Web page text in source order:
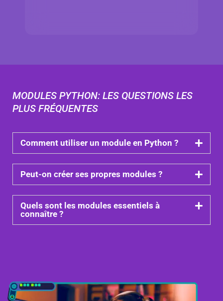
MODULES PYTHON: LES QUESTIONS LES
PLUS FRÉQUENTES
Comment utiliser un module en Python ?
Peut-on créer ses propres modules ?
Quels sont les modules essentiels à
connaître ?